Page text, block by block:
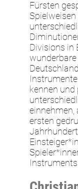
Fürsten
Divisions in
kennen
einnehmen,
ersten